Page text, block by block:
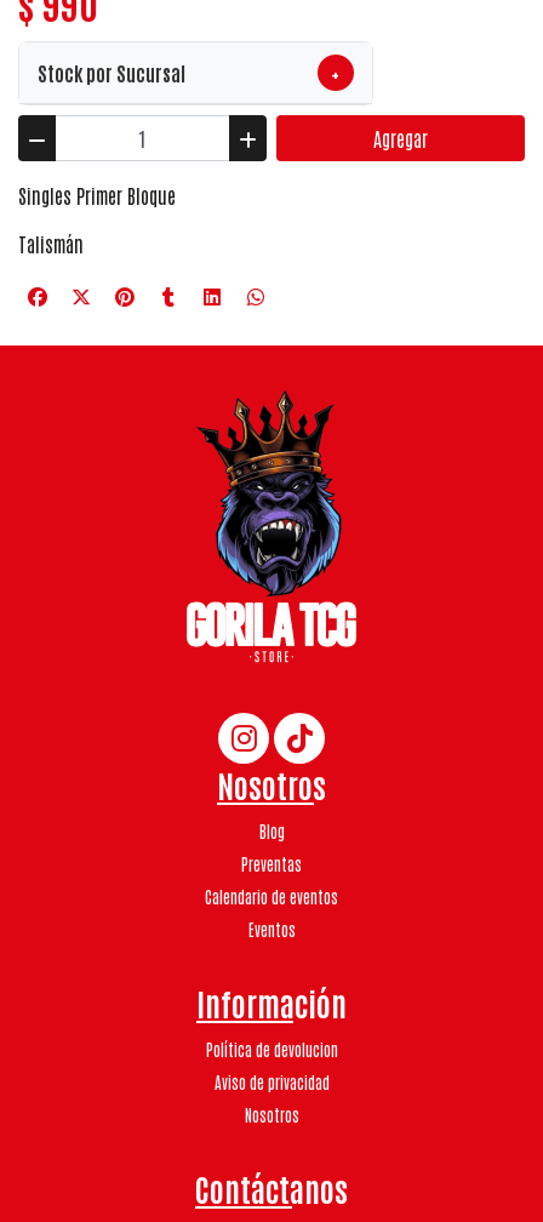
Stock por Sucursal +
Agregar
Singles Primer Bloque
Talismán
Nosotros
Blog
Preventas
Calendario de eventos
Eventos
Información
Política de devolucion
Aviso de privacidad
Nosotros
Contáctanos